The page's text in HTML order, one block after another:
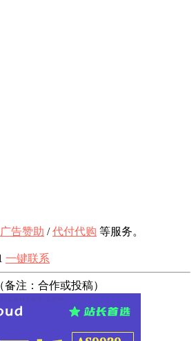
广告赞助 /代付代购 等服务。
一键联系
备注：合作或投稿）